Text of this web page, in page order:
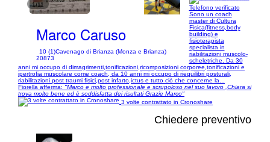
1/11
Marco Caruso
10 (1)Cavenago di Brianza (Monza e Brianza)
20873
Telefono verificato
Sono un coach
master di Cultura
Fisica(fitness,body
building) e
fisioterapista
specialista in
riabilitazioni muscolo-
scheletriche. Da 30
anni mi occupo di dimagrimenti,tonificazioni,ricomposizioni corporee,tonificazioni e
ipertrofia muscolare come coach, da 10 anni mi occupo di riequilibri posturali,
riabilitazioni post traumi fisici,post infarto,ictus e tutto ciò che concerne la...
Fiorella afferma: "Marco e molto professionale e scrupoloso nel suo lavoro ,Chiara si
trova molto bene ed è soddisfatta dei risultati Grazie Marco"
3 volte contrattato in Cronoshare
Chiedere preventivo